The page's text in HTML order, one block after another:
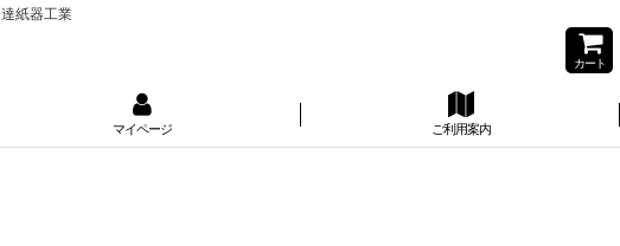
紙器工業
カート
マイページ ご利用案内